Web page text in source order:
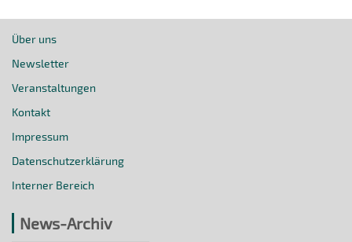
Über uns
Newsletter
Veranstaltungen
Kontakt
Impressum
Datenschutzerklärung
Interner Bereich
News-Archiv